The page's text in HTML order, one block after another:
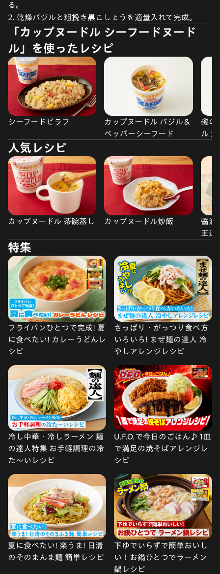
る。
2. 乾燥バジルと粗挽き黒こしょうを適量入れて完成。
「カップヌードル シーフードヌード
ル」を使ったレシピ
シーフードピラフ
カップヌードル バジル＆
ペッパーシーフード
磯の
ル
人気レシピ
カップヌードル 茶碗蒸し カップヌードル炒飯
醤油
王道
特集
フライパンひとつで完成! 夏
に食べたい! カレーうどんレ
シピ
さっぱり・がっつり食べ方
いろいろ! まぜ麺の達人 冷
やしアレンジレシピ
冷し中華・冷しラーメン 麺
の達人特集 お手軽調理の冷
た〜いレシピ
U.F.O.で今日のごはん♪ 1皿
で満足の焼そばアレンジレ
シピ
夏に食べたい! 楽うま! 日清
のそのまんま麺 簡単レシピ
下ゆでいらずで簡単おいし
い！お鍋ひとつでラーメン
鍋レシピ